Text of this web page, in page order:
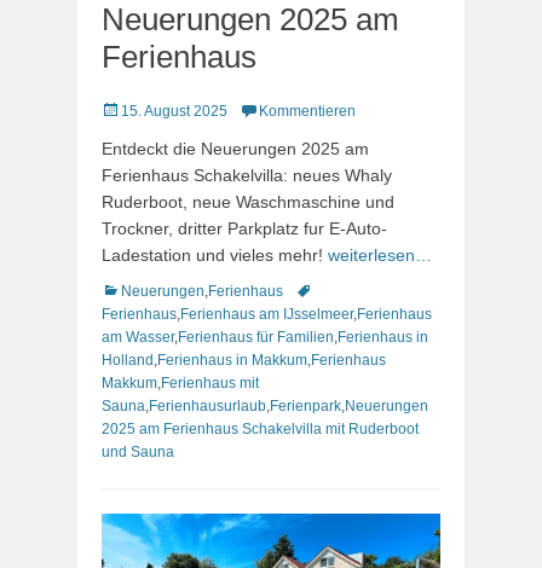
Neuerungen 2025 am
Ferienhaus
Veröffentlicht
15. August 2025 Kommentieren
Entdeckt die Neuerungen 2025 am
Ferienhaus Schakelvilla: neues Whaly
Ruderboot, neue Waschmaschine und
Trockner, dritter Parkplatz fur E-Auto-
Ladestation und vieles mehr! weiterlesen…
Kategorien
Neuerungen,Ferienhaus
Schlagworte
Ferienhaus,Ferienhaus am IJsselmeer,Ferienhaus
am Wasser,Ferienhaus für Familien,Ferienhaus in
Holland ,Ferienhaus in Makkum,Ferienhaus
Makkum,Ferienhaus mit
Sauna,Ferienhausurlaub,Ferienpark,Neuerungen
2025 am Ferienhaus Schakelvilla mit Ruderboot
und Sauna